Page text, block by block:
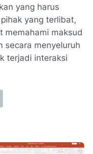
yang harus
yang terlibat,
memahami maksud
secara menyeluruh
terjadi interaksi